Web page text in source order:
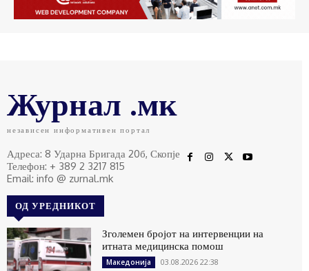
Журнал .мк
независен информативен портал
Адреса: 8 Ударна Бригада 20б, Скопје
Телефон: + 389 2 3217 815
Email: info @ zurnal.mk
ОД УРЕДНИКОТ
Зголемен бројот на интервенции на
итната медицинска помош
Македонија 03.08.2026 22:38